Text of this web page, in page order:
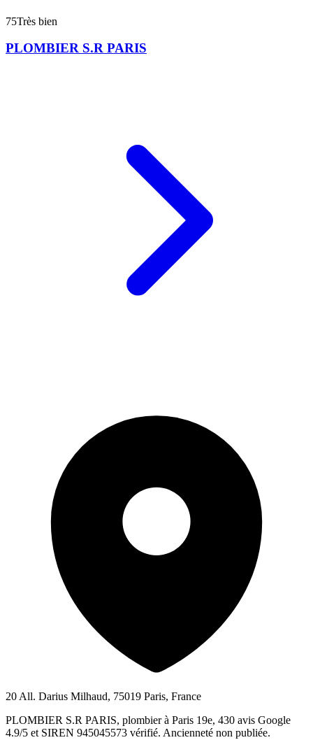
75Très bien
PLOMBIER S.R PARIS
20 All. Darius Milhaud, 75019 Paris, France
PLOMBIER S.R PARIS, plombier à Paris 19e, 430 avis Google
4.9/5 et SIREN 945045573 vérifié. Ancienneté non publiée.